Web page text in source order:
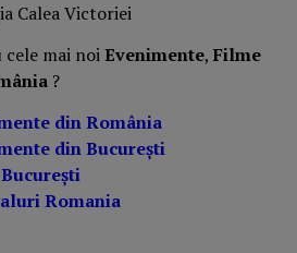
mai noiEvenimente, Filme
?
din România
din București
Romania